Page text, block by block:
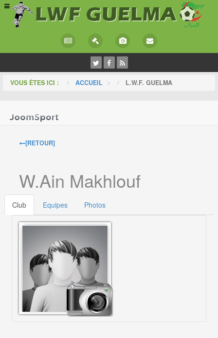
VOUS ÊTES ICI : ACCUEIL > L.W.F. GUELMA
[RETOUR]
W.Ain Makhlouf
Club Equipes Photos